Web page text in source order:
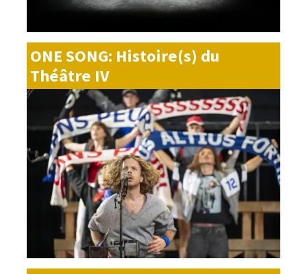
ONE SONG: Histoire(s) du
Théâtre IV